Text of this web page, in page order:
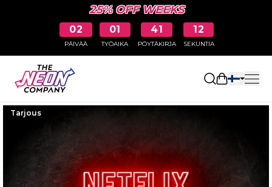
25% OFF WEEKS
02
PÄIVÄÄ
01
TYÖAIKA
41
PÖYTÄKIRJA
11
SEKUNTIA
Avaa
Tarjous